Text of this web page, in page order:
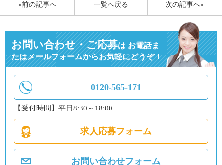
«前の記事へ 次の記事へ»
一覧へ戻る
お問い合わせ・ご応募はお電話ま
たはメールフォームからお気軽にどうぞ！
0120-565-171
【受付時間】平日8:30～18:00
求人応募フォーム
お問い合わせフォーム